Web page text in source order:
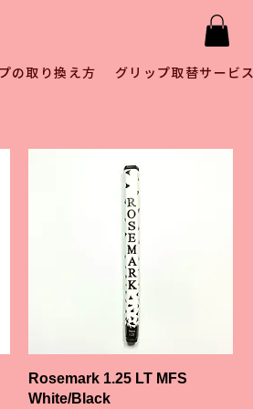
の取り換え方 グリップ取替サービス
クイックビュー
Rosemark 1.25 LT MFS
White/Black